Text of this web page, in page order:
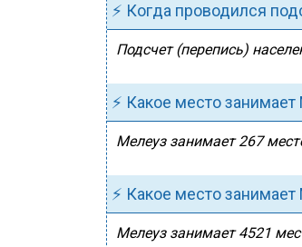
⚡ Когда проводился
Подсчет (перепись)
⚡ Какое место
Мелеуз занимает 267
⚡ Какое место
Мелеуз занимает 4521